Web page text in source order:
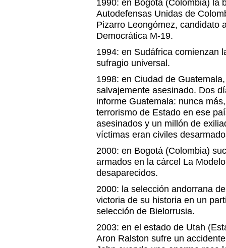
1990: en Bogotá (Colombia) la
Autodefensas Unidas de
Pizarro Leongómez, candidato
Democrática M-19.
1994: en Sudáfrica comienzan
sufragio universal.
1998: en Ciudad de
salvajemente asesinado. Dos
informe Guatemala: nunca
terrorismo de Estado en ese
asesinados y un millón de
víctimas eran civiles
2000: en Bogotá (Colombia)
armados en la cárcel La
desaparecidos.
2000: la selección andorrana
victoria de su historia en un
selección de Bielorrusia.
2003: en el estado de Utah
Aron Ralston sufre un